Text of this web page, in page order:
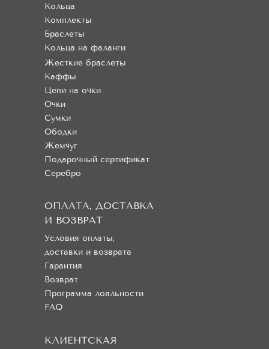
Кольца
Комплекты
Браслеты
Кольца на фаланги
Условия оплаты,
доставки и возврата
Гарантия
Возврат
Программа лояльности
FAQ
ОПЛАТА, ДОСТАВКА
И ВОЗВРАТ
КЛИЕНТСКАЯ
Жесткие браслеты
Каффы
Цепи на очки
Очки
Сумки
Ободки
Жемчуг
Подарочный сертификат
Серебро